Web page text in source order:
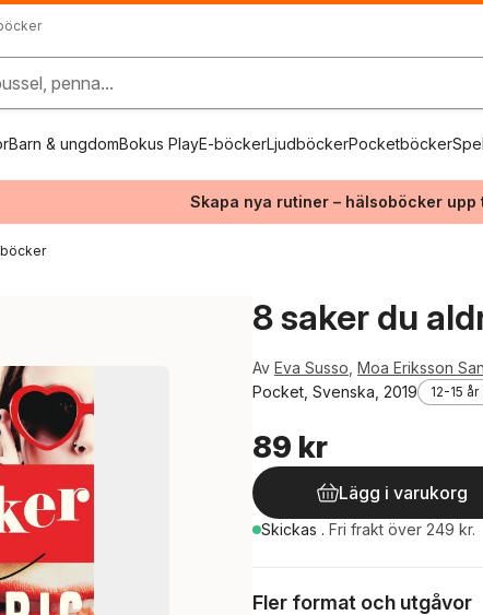
penna...
Barn & ungdomBokus PlayE-böckerLjudböckerPocketböcker
Skapa nya rutiner – hälsoböcker
8 saker du
Av Eva Susso Moa Eriksson
Pocket, Svenska, 2019
12-15 år
89 kr
Lägg i varukorg
Skickas . Fri frakt över 249 kr.
Fler format och utgåvor